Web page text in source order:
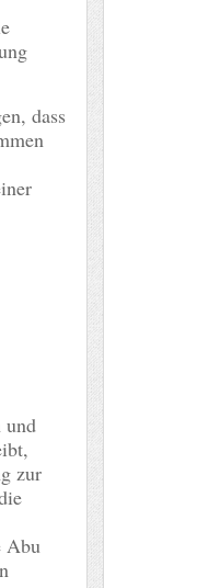
dass
und
zur
Abu